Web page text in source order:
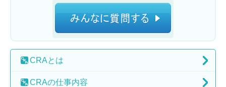
CRAとは
CRAの仕事内容